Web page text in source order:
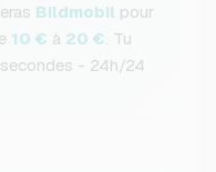
Bildmobil pour
10 € à 20 €. Tu
- 24h/24